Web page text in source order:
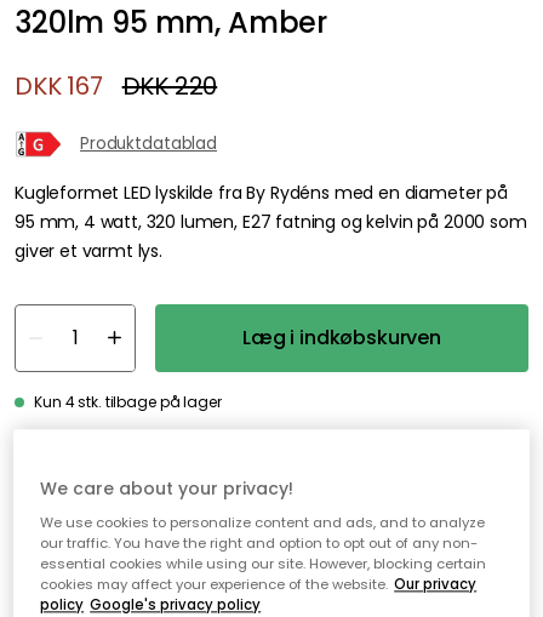
320lm 95 mm, Amber
DKK 167 DKK 220
Produktdatablad
Kugleformet LED lyskilde fra By Rydéns med en diameter på
95 mm, 4 watt, 320 lumen, E27 fatning og kelvin på 2000 som
giver et varmt lys.
Læg i indkøbskurven
Kun 4 stk. tilbage på lager
EDGEFORM
Edgeform Classic Lyskilde E27 5W 560lm 2700K Dæmpbar, Klar
DKK 119
We care about your privacy!
We use cookies to personalize content and ads, and to analyze
our traffic. You have the right and option to opt out of any non-
essential cookies while using our site. However, blocking certain
cookies may affect your experience of the website. Our privacy
policy Google's privacy policy